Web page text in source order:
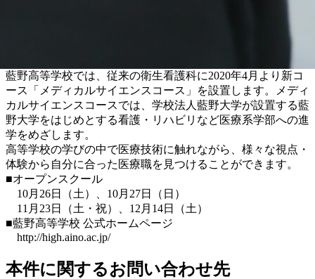
藍野高等学校では、従来の衛生看護科に2020年4月より新コ
ース「メディカルサイエンスコース」を設置します。メディ
カルサイエンスコースでは、学校法人藍野大学が設置する藍
野大学をはじめとする看護・リハビリなど医療系学部への進
学をめざします。
高等学校の学びの中で医療技術に触れながら、様々な視点・
体験から自分に合った医療職を見つけることができます。
■オープンスクール
10月26日（土）、10月27日（日）
11月23日（土・祝）、12月14日（土）
■藍野高等学校 公式ホームページ
http://high.aino.ac.jp/
本件に関するお問い合わせ先